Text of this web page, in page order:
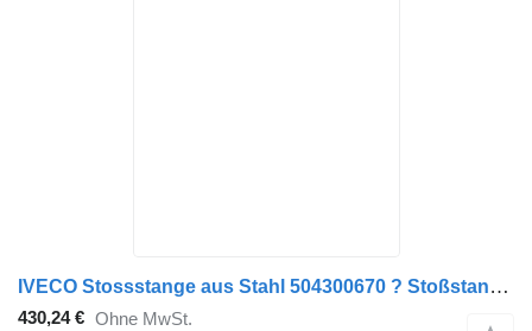
IVECO Stossstange aus Stahl 504300670 ? Stoßstange für IVECO Eurocargo 120 E - 180 E LKW
430,24 € Ohne MwSt.